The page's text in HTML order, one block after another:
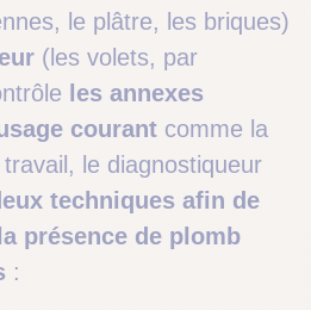
le plâtre, les briques)
(les volets, par
les annexes
courant comme la
le diagnostiqueur
techniques afin de
présence de plomb
: